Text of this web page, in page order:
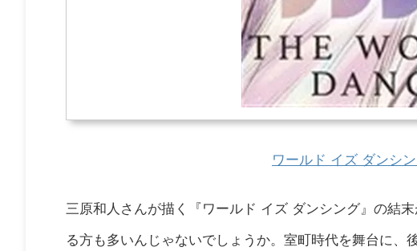
ワールド イズ ダンシ
三原和人さんが描く『ワールド イズ ダンシング』の結
る方も多いんじゃないでしょうか。室町時代を舞台に、